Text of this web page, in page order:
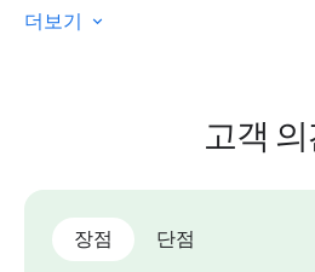
다.
더보기
고객 의
장점 단점